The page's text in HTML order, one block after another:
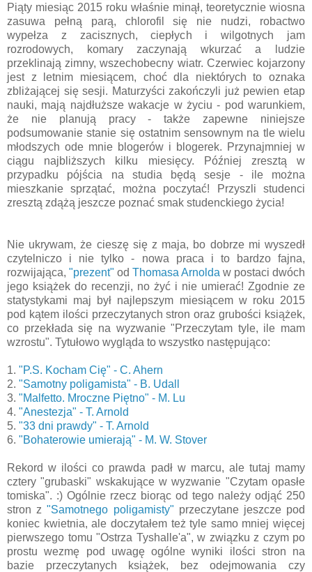
Piąty miesiąc 2015 roku właśnie minął, teoretycznie wiosna
zasuwa pełną parą, chlorofil się nie nudzi, robactwo
wypełza z zacisznych, ciepłych i wilgotnych jam
rozrodowych, komary zaczynają wkurzać a ludzie
przeklinają zimny, wszechobecny wiatr. Czerwiec kojarzony
jest z letnim miesiącem, choć dla niektórych to oznaka
zbliżającej się sesji. Maturzyści zakończyli już pewien etap
nauki, mają najdłuższe wakacje w życiu - pod warunkiem,
że nie planują pracy - także zapewne niniejsze
podsumowanie stanie się ostatnim sensownym na tle wielu
młodszych ode mnie blogerów i blogerek. Przynajmniej w
ciągu najbliższych kilku miesięcy. Później zresztą w
przypadku pójścia na studia będą sesje - ile można
mieszkanie sprzątać, można poczytać! Przyszli studenci
zresztą zdążą jeszcze poznać smak studenckiego życia!
Nie ukrywam, że cieszę się z maja, bo dobrze mi wyszedł
czytelniczo i nie tylko - nowa praca i to bardzo fajna,
rozwijająca, "prezent" od Thomasa Arnolda w postaci dwóch
jego książek do recenzji, no żyć i nie umierać! Zgodnie ze
statystykami maj był najlepszym miesiącem w roku 2015
pod kątem ilości przeczytanych stron oraz grubości książek,
co przekłada się na wyzwanie "Przeczytam tyle, ile mam
wzrostu". Tytułowo wygląda to wszystko następująco:
1. "P.S. Kocham Cię" - C. Ahern
2. "Samotny poligamista" - B. Udall
3. "Malfetto. Mroczne Piętno" - M. Lu
4. "Anestezja" - T. Arnold
5. "33 dni prawdy" - T. Arnold
6. "Bohaterowie umierają" - M. W. Stover
Rekord w ilości co prawda padł w marcu, ale tutaj mamy
cztery "grubaski" wskakujące w wyzwanie "Czytam opasłe
tomiska". :) Ogólnie rzecz biorąc od tego należy odjąć 250
stron z"Samotnego poligamisty" przeczytane jeszcze pod
koniec kwietnia, ale doczytałem też tyle samo mniej więcej
pierwszego tomu "Ostrza Tyshalle'a", w związku z czym po
prostu wezmę pod uwagę ogólne wyniki ilości stron na
bazie przeczytanych książek, bez odejmowania czy